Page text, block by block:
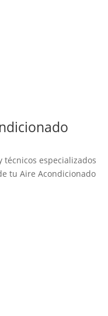
técnicos especializados
tu Aire Acondicionado